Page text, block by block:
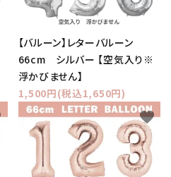
【バルーン】レターバルーン
66cm シルバー 【空気入り※
浮かびません】
1,500円(税込1,650円)
favorite